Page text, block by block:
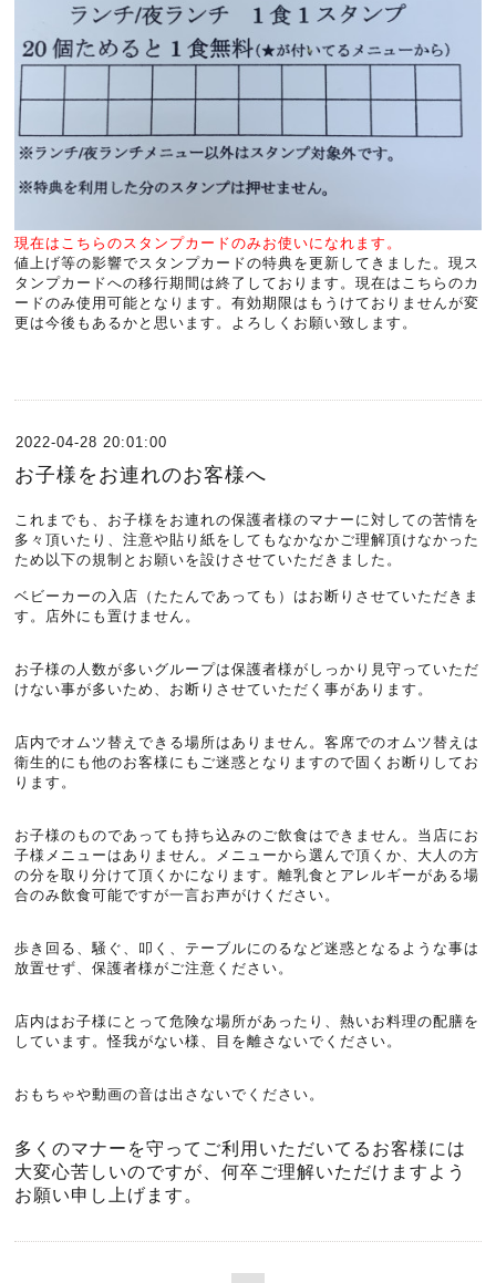
現在はこちらのスタンプカードのみお使いになれます。
値上げ等の影響でスタンプカードの特典を更新してきました。現ス
タンプカードへの移行期間は終了しております。現在はこちらのカ
ードのみ使用可能となります。有効期限はもうけておりませんが変
更は今後もあるかと思います。よろしくお願い致します。
2022-04-28 20:01:00
お子様をお連れのお客様へ
これまでも、お子様をお連れの保護者様のマナーに対しての苦情を
多々頂いたり、注意や貼り紙をしてもなかなかご理解頂けなかった
ため以下の規制とお願いを設けさせていただきました。
ベビーカーの入店（たたんであっても）はお断りさせていただきま
す。店外にも置けません。
お子様の人数が多いグループは保護者様がしっかり見守っていただ
けない事が多いため、お断りさせていただく事があります。
店内でオムツ替えできる場所はありません。客席でのオムツ替えは
衛生的にも他のお客様にもご迷惑となりますので固くお断りしてお
ります。
お子様のものであっても持ち込みのご飲食はできません。当店にお
子様メニューはありません。メニューから選んで頂くか、大人の方
の分を取り分けて頂くかになります。離乳食とアレルギーがある場
合のみ飲食可能ですが一言お声がけください。
歩き回る、騒ぐ、叩く、テーブルにのるなど迷惑となるような事は
放置せず、保護者様がご注意ください。
店内はお子様にとって危険な場所があったり、熱いお料理の配膳を
しています。怪我がない様、目を離さないでください。
おもちゃや動画の音は出さないでください。
多くのマナーを守ってご利用いただいてるお客様には
大変心苦しいのですが、何卒ご理解いただけますよう
お願い申し上げます。